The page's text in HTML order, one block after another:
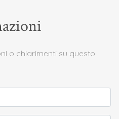
o chiarimenti su questo